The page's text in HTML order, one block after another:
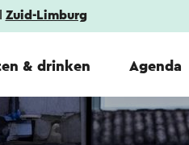
Zuid-Limburg
& drinken Agenda